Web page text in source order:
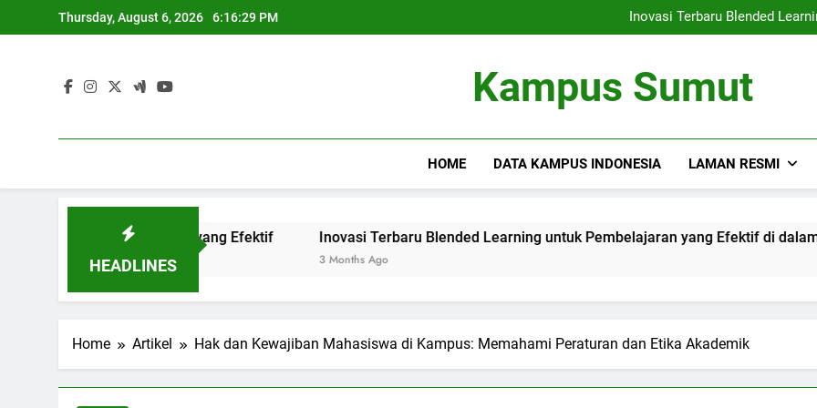
to
Thursday, August 6, 2026 6:16:30 PM
Inovasi Terbaru Blended
Mengintegrasikan
Inovasi Terbaru Blended
Mengintegrasikan
Kampus Sumut
HOME DATA KAMPUS INDONESIA LAMAN RESMI
HEADLINES
and Match yang Efektif Inovasi Terbaru Blended Learning untuk Pembelajaran yang Efektif di dalam Lingkungan
Home Artikel Hak dan Kewajiban Mahasiswa di Kampus: Memahami Peraturan dan Etika Akademik